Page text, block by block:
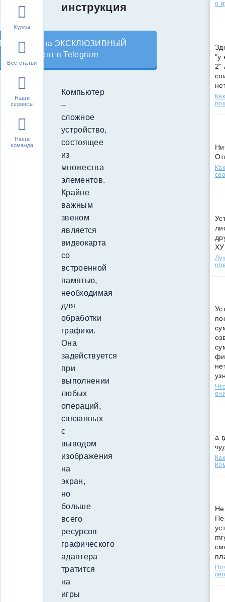
Курсы
Все статьи
Наши
сервисы
Наша
команда
инструкция
на ЭКСКЛЮЗИВНЫЙ
контент в Telegram
Компьютер
–
сложное
устройство,
состоящее
из
множества
элементов.
Крайне
важным
звеном
является
видеокарта
со
встроенной
памятью,
необходимая
для
обработки
графики.
Она
задействуется
при
выполнении
любых
операций,
связанных
с
выводом
изображения
на
экран,
но
больше
всего
ресурсов
графического
адаптера
тратится
на
игры
о
"у
2"
а
Не